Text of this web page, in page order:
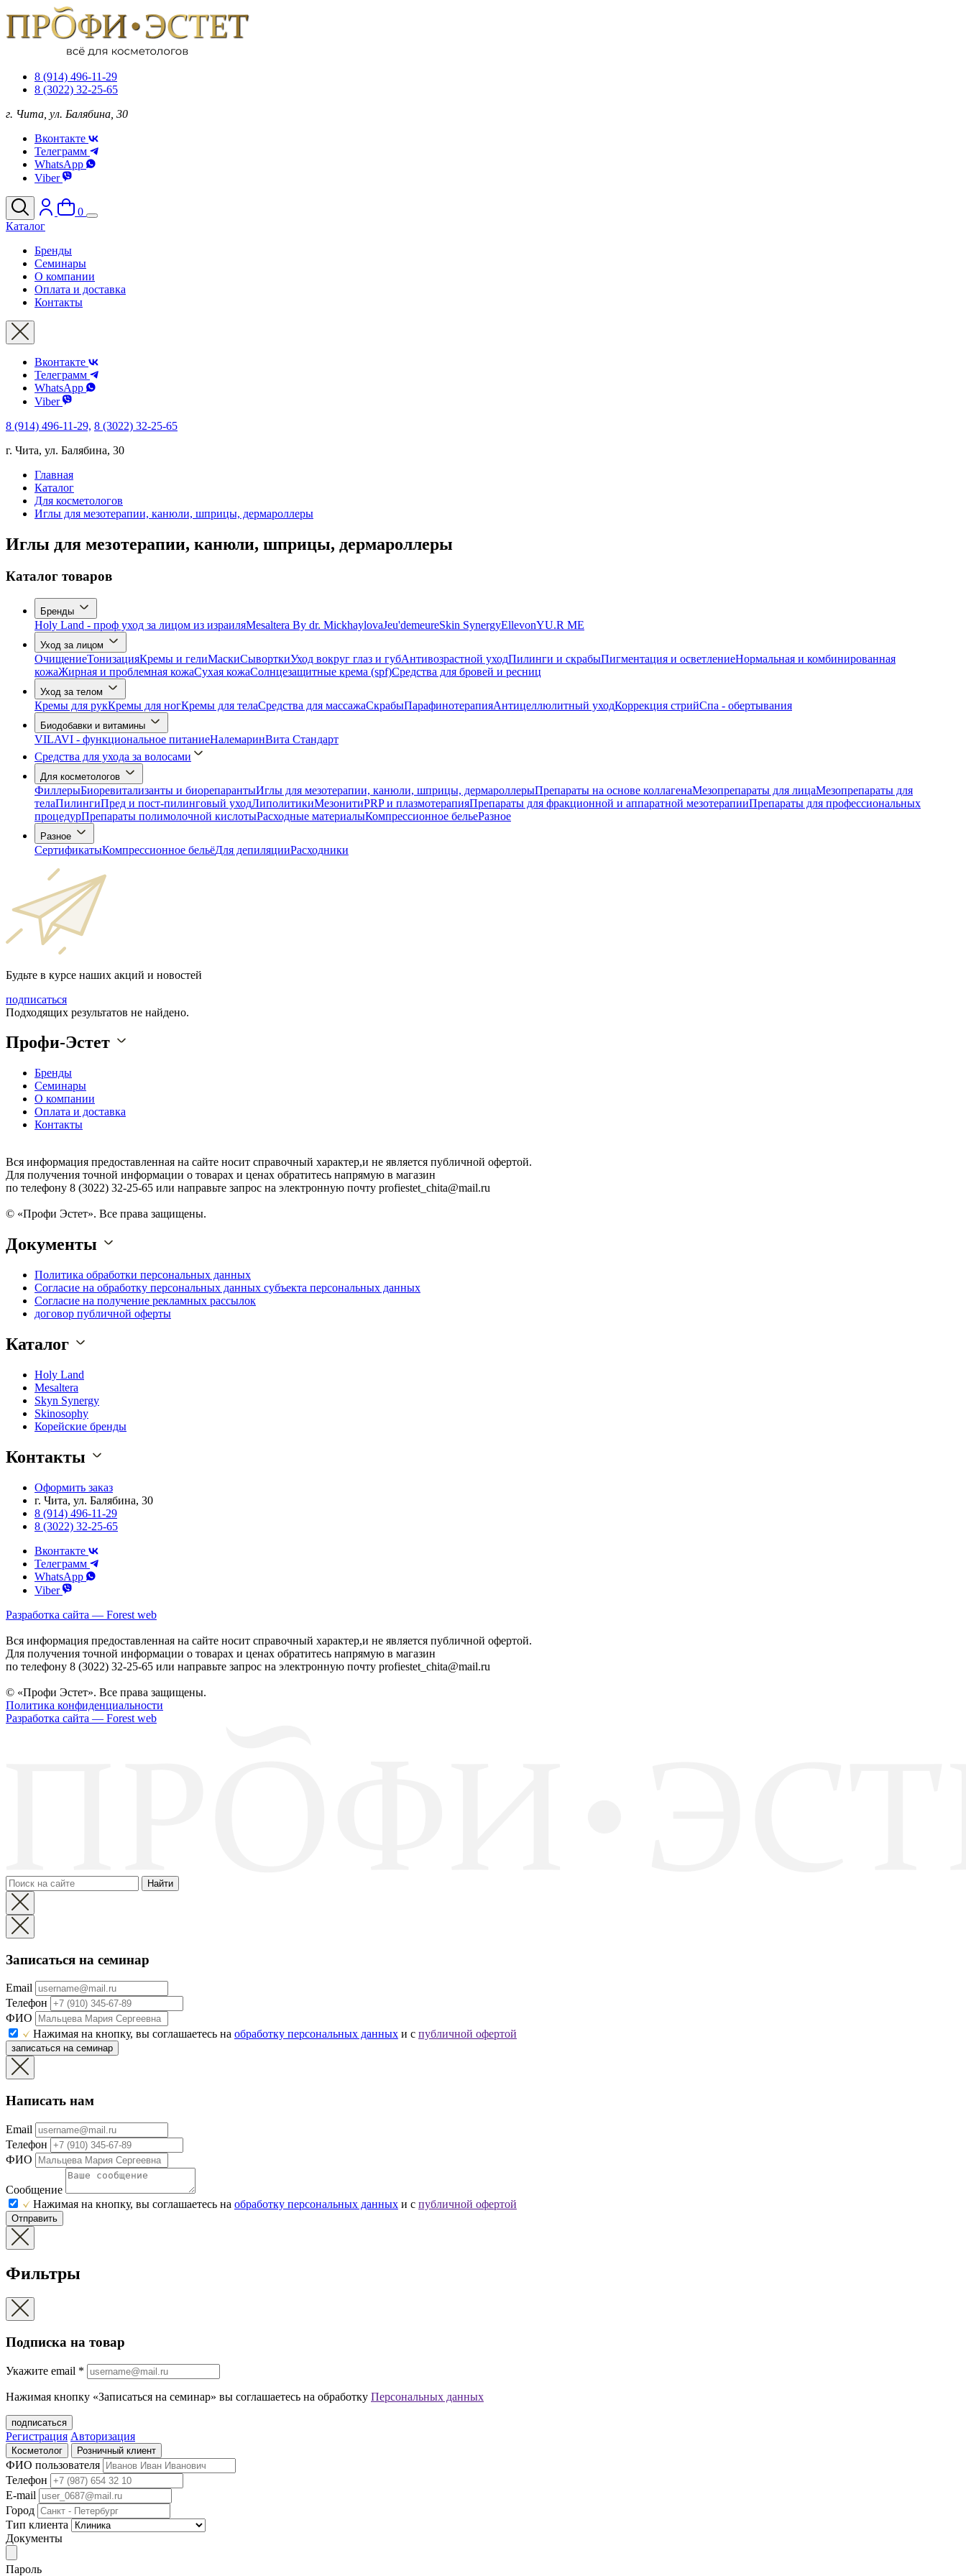
8 (914) 496-11-29
8 (3022) 32-25-65
г. Чита, ул. Балябина, 30
Вконтакте
Телеграмм
WhatsApp
Viber
0
Каталог
Бренды
Семинары
О компании
Оплата и доставка
Контакты
Вконтакте
Телеграмм
WhatsApp
Viber
8 (914) 496-11-29, 8 (3022) 32-25-65
г. Чита, ул. Балябина, 30
Главная
Каталог
Для косметологов
Иглы для мезотерапии, канюли, шприцы, дермароллеры
Иглы для мезотерапии, канюли, шприцы, дермароллеры
Каталог товаров
Бренды
Holy Land - проф уход за лицом из израиляMesaltera By dr. MickhaylovaJeu'demeureSkin SynergyEllevonYU.R ME
Уход за лицом
ОчищениеТонизацияКремы и гелиМаскиСыворткиУход вокруг глаз и губАнтивозрастной уходПилинги и скрабыПигментация и осветлениеНормальная и комбинированная
кожаЖирная и проблемная кожаСухая кожаСолнцезащитные крема (spf)Средства для бровей и ресниц
Уход за телом
Кремы для рукКремы для ногКремы для телаСредства для массажаСкрабыПарафинотерапияАнтицеллюлитный уходКоррекция стрийСпа - обертывания
Биодобавки и витамины
VILAVI - функциональное питаниеНалемаринВита Стандарт
Средства для ухода за волосами
Для косметологов
ФиллерыБиоревитализанты и биорепарантыИглы для мезотерапии, канюли, шприцы, дермароллерыПрепараты на основе коллагенаМезопрепараты для лицаМезопрепараты для
телаПилингиПред и пост-пилинговый уходЛиполитикиМезонитиPRP и плазмотерапияПрепараты для фракционной и аппаратной мезотерапииПрепараты для профессиональных
процедурПрепараты полимолочной кислотыРасходные материалыКомпрессионное бельеРазное
Разное
СертификатыКомпрессионное бельёДля депиляцииРасходники
Будьте в курсе наших акций и новостей
подписаться
Подходящих результатов не найдено.
Профи-Эстет
Бренды
Семинары
О компании
Оплата и доставка
Контакты
Вся информация предоставленная на сайте носит справочный характер,и не является публичной офертой.
Для получения точной информации о товарах и ценах обратитесь напрямую в магазин
по телефону 8 (3022) 32-25-65 или направьте запрос на электронную почту profiestet_chita@mail.ru
© «Профи Эстет». Все права защищены.
Документы
Политика обработки персональных данных
Согласие на обработку персональных данных субъекта персональных данных
Согласие на получение рекламных рассылок
договор публичной оферты
Каталог
Holy Land
Mesaltera
Skyn Synergy
Skinosophy
Корейские бренды
Контакты
Оформить заказ
г. Чита, ул. Балябина, 30
8 (914) 496-11-29
8 (3022) 32-25-65
Вконтакте
Телеграмм
WhatsApp
Viber
Разработка сайта — Forest web
Вся информация предоставленная на сайте носит справочный характер,и не является публичной офертой.
Для получения точной информации о товарах и ценах обратитесь напрямую в магазин
по телефону 8 (3022) 32-25-65 или направьте запрос на электронную почту profiestet_chita@mail.ru
© «Профи Эстет». Все права защищены.
Политика конфиденциальности
Разработка сайта — Forest web
Найти
Записаться на семинар
Email
Телефон
ФИО
Нажимая на кнопку, вы соглашаетесь на обработку персональных данных и с публичной офертой
записаться на семинар
Написать нам
Email
Телефон
ФИО
Сообщение
Нажимая на кнопку, вы соглашаетесь на обработку персональных данных и с публичной офертой
Отправить
Фильтры
Подписка на товар
Укажите еmail *
Нажимая кнопку «Записаться на семинар» вы соглашаетесь на обработку Персональных данных
подписаться
Регистрация Авторизация
Косметолог Розничный клиент
ФИО пользователя
Телефон
E-mail
Город
Тип клиента
Документы
Пароль